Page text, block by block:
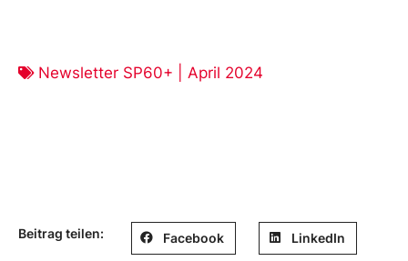
Newsletter SP60+ | April 2024
Beitrag teilen: Facebook LinkedIn